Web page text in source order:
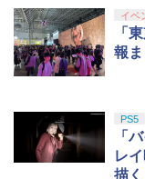
イベ
「
報ま
PS5
「
レ
描